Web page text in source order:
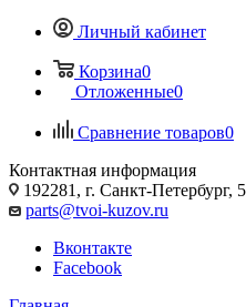
Личный кабинет
Корзина0
Отложенные0
Сравнение товаров0
Контактная информация
192281, г. Санкт-
parts@tvoi-kuzov.ru
Вконтакте
Facebook